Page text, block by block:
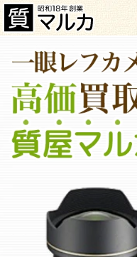
大阪・豊中市のお客様よりニコン レン
した。ニコン レンズの買取＆質預かり
（2017年11月時点の価格です）